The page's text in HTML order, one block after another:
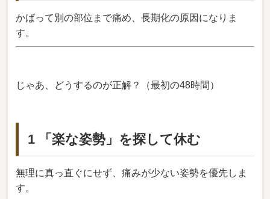
かばって別の部位まで痛め、長期化の原因になりま
す。
じゃあ、どうするのが正解？（最初の48時間）
1 「楽な姿勢」を探して休む
無理に真っ直ぐにせず、痛みが少ない姿勢を優先しま
す。